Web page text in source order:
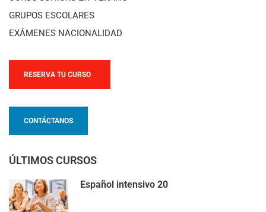
GRUPOS ESCOLARES
EXÁMENES NACIONALIDAD
RESERVA TU CURSO
CONTÁCTANOS
ÚLTIMOS CURSOS
Español intensivo 20